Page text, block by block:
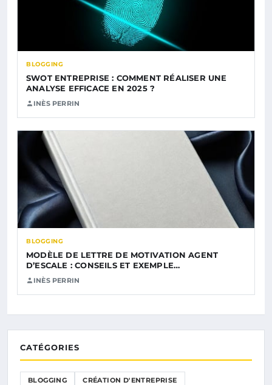
BLOGGING
SWOT ENTREPRISE : COMMENT RÉALISER UNE
ANALYSE EFFICACE EN 2025 ?
INÈS PERRIN
BLOGGING
MODÈLE DE LETTRE DE MOTIVATION AGENT
D’ESCALE : CONSEILS ET EXEMPLE…
INÈS PERRIN
CATÉGORIES
BLOGGING CRÉATION D'ENTREPRISE